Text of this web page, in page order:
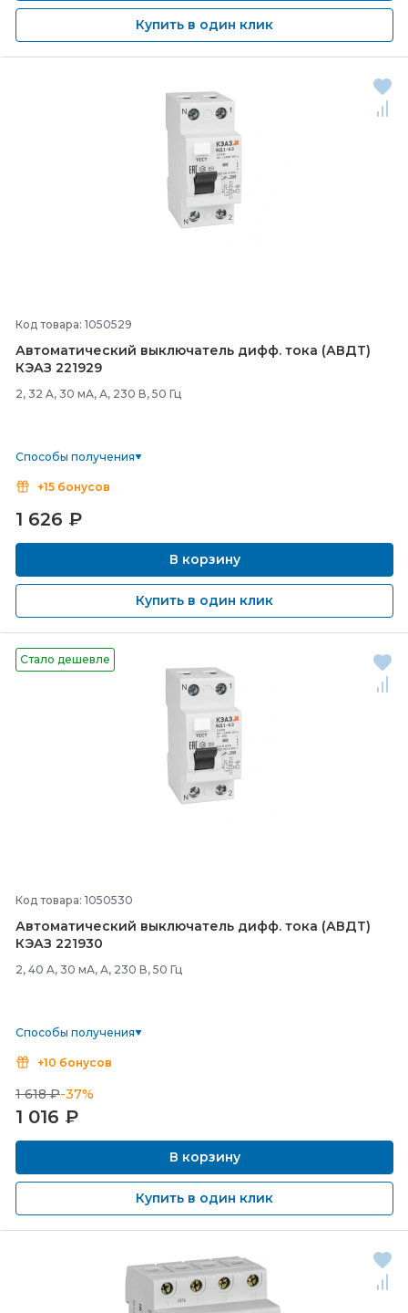
Купить в один клик
Код товара: 1050529
Автоматический выключатель дифф. тока (АВДТ)
КЭАЗ 221929
2, 32 A, 30 мА, А, 230 В, 50 Гц
Способы получения
+15 бонусов
1 626 ₽
В корзину
Купить в один клик
Стало дешевле
Код товара: 1050530
Автоматический выключатель дифф. тока (АВДТ)
КЭАЗ 221930
2, 40 A, 30 мА, А, 230 В, 50 Гц
Способы получения
+10 бонусов
1 618 ₽-37%
1 016 ₽
В корзину
Купить в один клик